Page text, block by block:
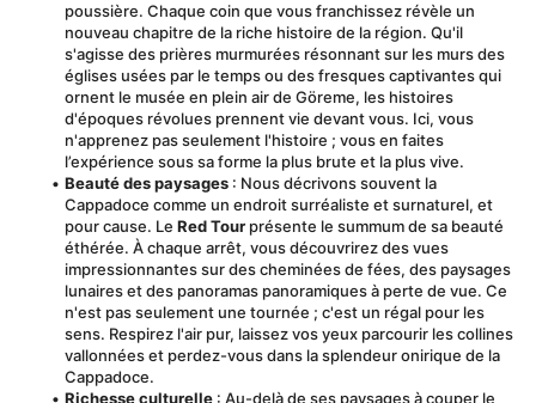
poussière. Chaque coin que vous franchissez révèle un
nouveau chapitre de la riche histoire de la région. Qu'il
s'agisse des prières murmurées résonnant sur les murs des
églises usées par le temps ou des fresques captivantes qui
ornent le musée en plein air de Göreme, les histoires
d'époques révolues prennent vie devant vous. Ici, vous
n'apprenez pas seulement l'histoire ; vous en faites
l’expérience sous sa forme la plus brute et la plus vive.
Beauté des paysages : Nous décrivons souvent la
Cappadoce comme un endroit surréaliste et surnaturel, et
pour cause. Le Red Tour présente le summum de sa beauté
éthérée. À chaque arrêt, vous découvrirez des vues
impressionnantes sur des cheminées de fées, des paysages
lunaires et des panoramas panoramiques à perte de vue. Ce
n'est pas seulement une tournée ; c'est un régal pour les
sens. Respirez l'air pur, laissez vos yeux parcourir les collines
vallonnées et perdez-vous dans la splendeur onirique de la
Cappadoce.
Richesse culturelle : Au-delà de ses paysages à couper le